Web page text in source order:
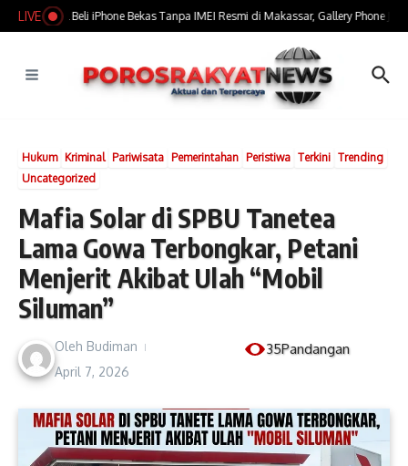
Lewati ke konten
LIVE
​Marak Jual Beli iPhone Bekas Tanpa IMEI Resmi di Makassar, Gallery Phone Jadi
Hukum Kriminal Pariwisata Pemerintahan Peristiwa Terkini Trending
Uncategorized
Mafia Solar di SPBU Tanetea
Lama Gowa Terbongkar, Petani
Menjerit Akibat Ulah “Mobil
Siluman”
Oleh Budiman 35Pandangan
April 7, 2026